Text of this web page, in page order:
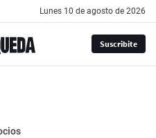
lunes 10 de agosto de 2026
Suscribite